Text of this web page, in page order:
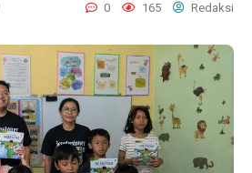
0 165 Redaksi